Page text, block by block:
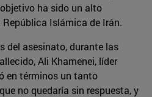
ha sido un alto
Islámica de Irán.
del asesinato, durante las
Ali Khamenei, líder
en términos un tanto
no quedaría sin respuesta, y